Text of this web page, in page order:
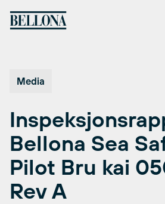
Media
Bellona Sea
Pilot Bru kai
Rev A